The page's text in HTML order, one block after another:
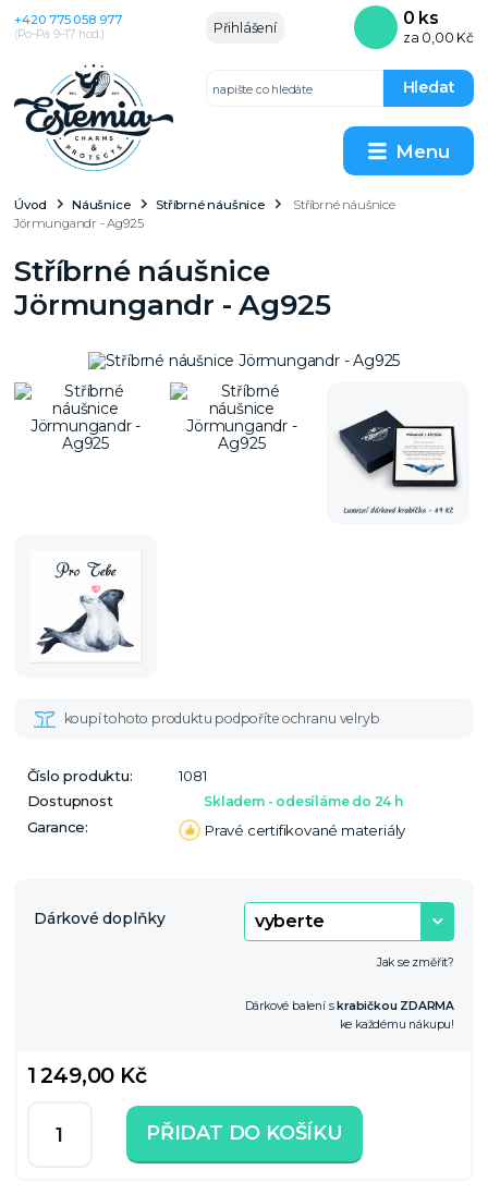
Menu
Přihlášení
Hledat
+420 775 058 977
(Po–Pá 9–17 hod.)
0 ks
za 0,00 Kč
Úvod Náušnice Stříbrné náušnice
Stříbrné náušnice
Jörmungandr - Ag925
Stříbrné náušnice
Jörmungandr - Ag925
Číslo produktu:
1081
Dostupnost
Skladem - odesíláme do 24 h
Garance: Pravé certifikované materiály
Dárkové doplňky
Jak se změřit?
Dárkové balení skrabičkou ZDARMA
ke každému nákupu!
1 249,00 Kč
PŘIDAT DO KOŠÍKU